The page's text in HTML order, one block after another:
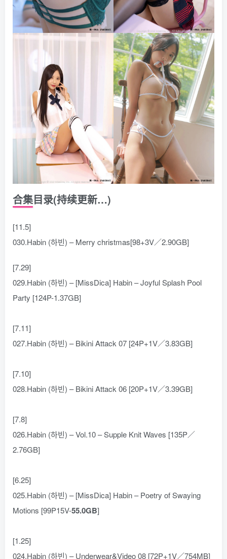
合集目录(持续更新…)
[11.5]
030.Habin (하빈) – Merry christmas[98+3V／2.90GB]
[7.29]
029.Habin (하빈) – [MissDica] Habin – Joyful Splash Pool
Party [124P-1.37GB]
[7.11]
027.Habin (하빈) – Bikini Attack 07 [24P+1V／3.83GB]
[7.10]
028.Habin (하빈) – Bikini Attack 06 [20P+1V／3.39GB]
[7.8]
026.Habin (하빈) – Vol.10 – Supple Knit Waves [135P／
2.76GB]
[6.25]
025.Habin (하빈) – [MissDica] Habin – Poetry of Swaying
Motions [99P15V-55.0GB]
[1.25]
024.Habin (하빈) – Underwear&Video 08 [72P+1V／754MB]